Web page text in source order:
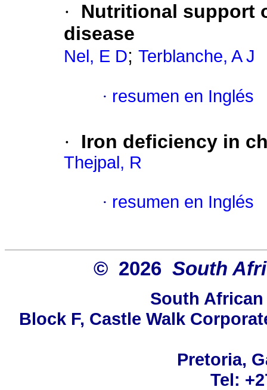
·
Nutritional support
disease
Nel, E D; Terblanche, A J
· resumen en Inglés
· Iron deficiency in
Thejpal, R
· resumen en Inglés
© 2026 South
South
Block F, Castle Walk
Pretoria,
Tel: